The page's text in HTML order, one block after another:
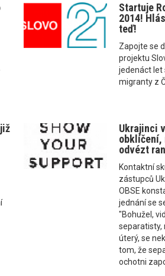
Startuje
2014!
teď!
Zapojte se
projektu
jedenáct let
migranty z
Ukrajinci
obklíčení,
odvézt
Kontaktní
zástupců
OBSE
jednání se
"Bohužel,
separatisty,
úterý, se
tom, že
ochotni